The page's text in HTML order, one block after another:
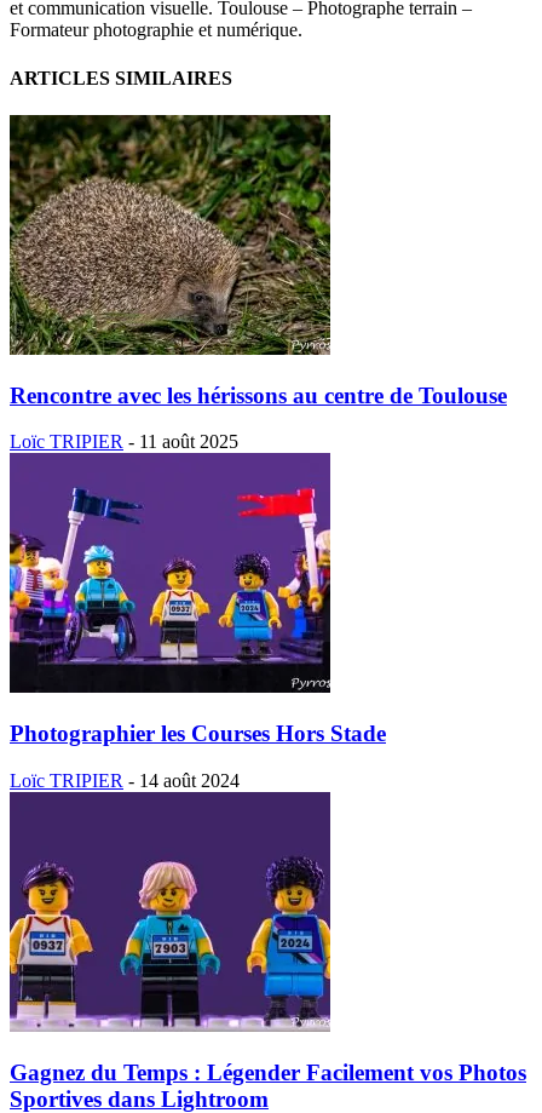
et communication visuelle. Toulouse – Photographe terrain –
Formateur photographie et numérique.
ARTICLES SIMILAIRES
Rencontre avec les hérissons au centre de Toulouse
Loïc TRIPIER - 11 août 2025
Photographier les Courses Hors Stade
Loïc TRIPIER - 14 août 2024
Gagnez du Temps : Légender Facilement vos Photos
Sportives dans Lightroom